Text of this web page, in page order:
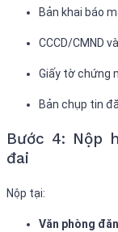
Bản khai báo
CCCD/CMND
Giấy tờ chứng
Bản chụp tin
Bước 4: Nộp
đai
Nộp tại:
Văn phòng